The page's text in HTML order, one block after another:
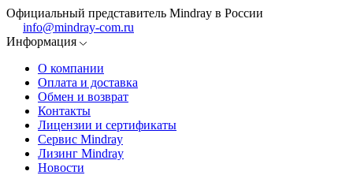
Официальный представитель Mindray в России
info@mindray-com.ru
Информация
О компании
Оплата и доставка
Обмен и возврат
Контакты
Лицензии и сертификаты
Сервис Mindray
Лизинг Mindray
Новости